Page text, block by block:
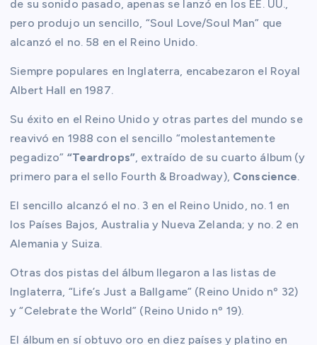
de su sonido pasado, apenas se lanzó en los EE. UU.,
pero produjo un sencillo, “Soul Love/Soul Man” que
alcanzó el no. 58 en el Reino Unido.
Siempre populares en Inglaterra, encabezaron el Royal
Albert Hall en 1987.
Su éxito en el Reino Unido y otras partes del mundo se
reavivó en 1988 con el sencillo “molestantemente
pegadizo” “Teardrops”, extraído de su cuarto álbum (y
primero para el sello Fourth & Broadway), Conscience.
El sencillo alcanzó el no. 3 en el Reino Unido, no. 1 en
los Países Bajos, Australia y Nueva Zelanda; y no. 2 en
Alemania y Suiza.
Otras dos pistas del álbum llegaron a las listas de
Inglaterra, “Life’s Just a Ballgame” (Reino Unido nº 32)
y “Celebrate the World” (Reino Unido nº 19).
El álbum en sí obtuvo oro en diez países y platino en